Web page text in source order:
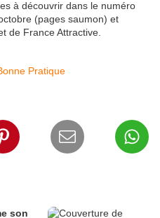
à découvrir dans le numéro
(pages saumon) et
de France Attractive.
Pratique
son